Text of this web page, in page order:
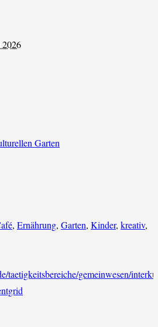
Garten
, Ernährung, Garten, Kinder, kreativ,
taetigkeitsbereiche/gemeinwesen/